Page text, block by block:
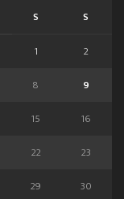
S S
1
2
8
9
15
16
22
23
29
30